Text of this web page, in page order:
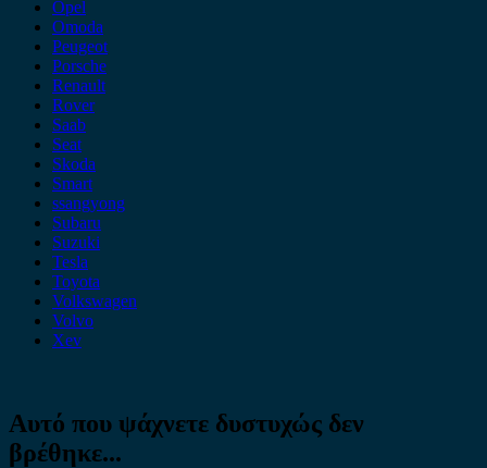
Opel
Omoda
Peugeot
Porsche
Renault
Rover
Saab
Seat
Skoda
Smart
ssangyong
Subaru
Suzuki
Tesla
Toyota
Volkswagen
Volvo
Xev
Αυτό που ψάχνετε δυστυχώς δεν
βρέθηκε...